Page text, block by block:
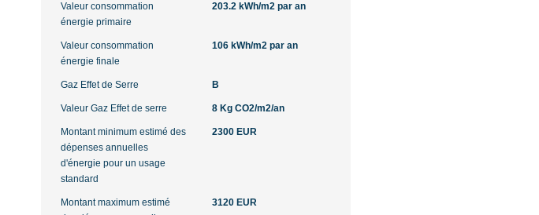
Valeur consommation
énergie primaire
203.2 kWh/m2 par an
Valeur consommation
énergie finale
106 kWh/m2 par an
Gaz Effet de Serre B
Valeur Gaz Effet de serre 8 Kg CO2/m2/an
Montant minimum estimé des
dépenses annuelles
d'énergie pour un usage
standard
2300 EUR
Montant maximum estimé
3120 EUR